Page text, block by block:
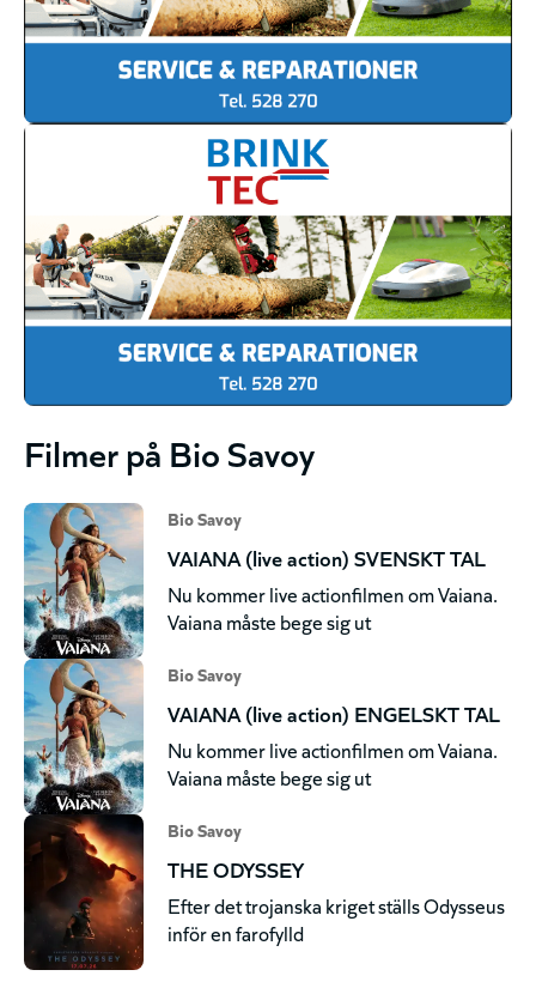
Filmer på Bio Savoy
Bio Savoy
VAIANA (live action) SVENSKT TAL
Nu kommer live actionfilmen om Vaiana.
Vaiana måste bege sig ut
Bio Savoy
VAIANA (live action) ENGELSKT TAL
Nu kommer live actionfilmen om Vaiana.
Vaiana måste bege sig ut
Bio Savoy
THE ODYSSEY
Efter det trojanska kriget ställs Odysseus
inför en farofylld